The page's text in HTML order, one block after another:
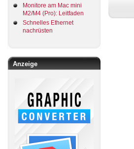
Monitore am Mac mini
M2/M4 (Pro): Leitfaden
Schnelles Ethernet
nachrüsten
Anzeige